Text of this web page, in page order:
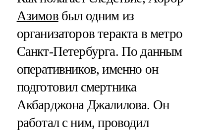
Азимовбыл одним из
организаторов теракта в метро
Санкт-Петербурга. По данным
оперативников, именно он
подготовил смертника
Акбарджона Джалилова. Он
работал с ним, проводил